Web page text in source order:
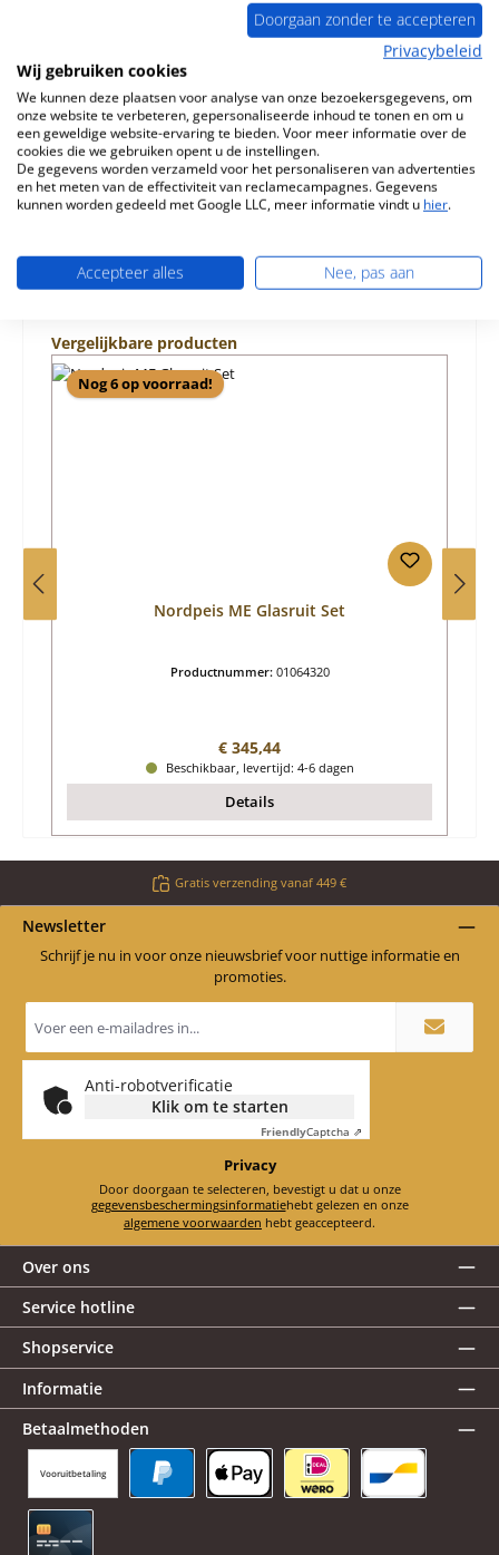
Origineel Achterste muur steen B voor de Houtkachel
Nordpeis ME Voor modellen zonder zijruiten Nordpeis
ME Achterste muur…Meer
Eigenschappen
Informatie over productveiligheid
Productgalerij overslaan
Vergelijkbare producten
Nog 6 op voorraad!
Nordpeis ME Glasruit Set
Productnummer: 01064320
Normale prijs:
€ 345,44
Beschikbaar, levertijd: 4-6 dagen
Details
Gratis verzending vanaf 449 €
Newsletter
Schrijf je nu in voor onze nieuwsbrief voor nuttige informatie en
promoties.
mailadres
*
Anti-robotverificatie
Klik om te starten
FriendlyCaptcha ⇗
Privacy
Door doorgaan te selecteren, bevestigt u dat u onze
gegevensbeschermingsinformatie
hebt gelezen en onze
algemene voorwaarden hebt geaccepteerd.
Over ons
Service hotline
Shopservice
Informatie
Betaalmethoden
Vooruitbetaling
Doorgaan zonder te accepteren
Privacybeleid
Wij gebruiken cookies
We kunnen deze plaatsen voor analyse van onze bezoekersgegevens, om
onze website te verbeteren, gepersonaliseerde inhoud te tonen en om u
een geweldige website-ervaring te bieden. Voor meer informatie over de
cookies die we gebruiken opent u de instellingen.
De gegevens worden verzameld voor het personaliseren van advertenties
en het meten van de effectiviteit van reclamecampagnes. Gegevens
kunnen worden gedeeld met Google LLC, meer informatie vindt u hier.
Accepteer alles Nee, pas aan